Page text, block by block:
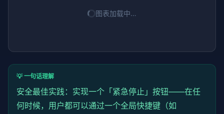
  }
}
图表加载中…
💡 一句话理解
安全最佳实践：实现一个「紧急停止」按钮——在任
何时候，用户都可以通过一个全局快捷键（如